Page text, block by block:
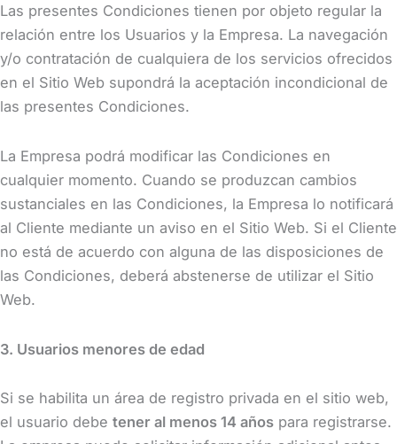
Las presentes Condiciones tienen por objeto regular la
relación entre los Usuarios y la Empresa. La navegación
y/o contratación de cualquiera de los servicios ofrecidos
en el Sitio Web supondrá la aceptación incondicional de
las presentes Condiciones.
La Empresa podrá modificar las Condiciones en
cualquier momento. Cuando se produzcan cambios
sustanciales en las Condiciones, la Empresa lo notificará
al Cliente mediante un aviso en el Sitio Web. Si el Cliente
no está de acuerdo con alguna de las disposiciones de
las Condiciones, deberá abstenerse de utilizar el Sitio
Web.
3. Usuarios menores de edad
Si se habilita un área de registro privada en el sitio web,
el usuario debe tener al menos 14 años para registrarse.